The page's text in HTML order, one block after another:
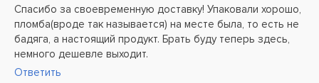
Спасибо за своевременную доставку! Упаковали хорошо,
пломба(вроде так называется) на месте была, то есть не
бадяга, а настоящий продукт. Брать буду теперь здесь,
немного дешевле выходит.
Ответить